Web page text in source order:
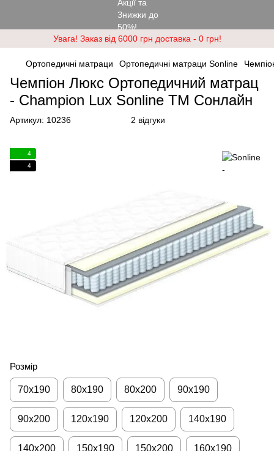
Увага! Заказ від 6000 грн доставка - 0 грн!
Ортопедичні матраци Ортопедичні матраци Sonline
Чемпіон Люкс Ортопедичний матрац
- Champion Lux Sonline ТМ Сонлайн
Артикул: 10236 2 відгуки
4
4
Розмір
70x190 80х190 80х200 90х190
90х200 120х190 120х200 140х190
140х200 150х190 150х200 160х190